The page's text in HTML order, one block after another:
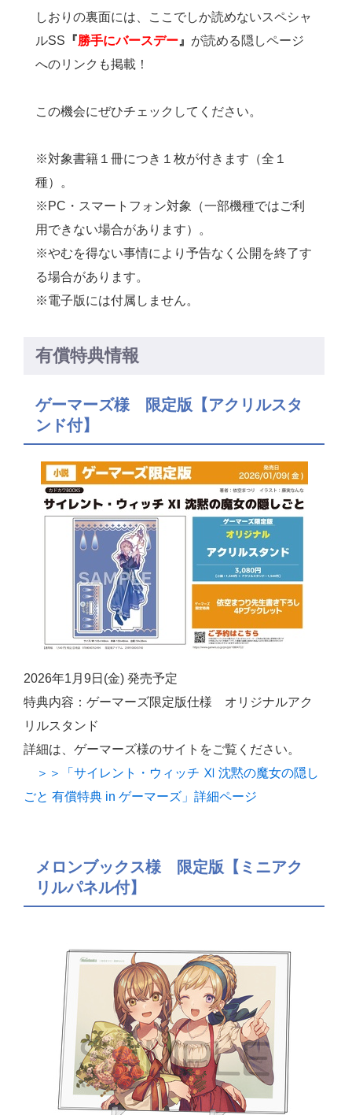
しおりの裏面には、ここでしか読めないスペシャ
ルSS 『勝手にバースデー 』 が読める隠しページ
へのリンクも掲載！
この機会にぜひチェックしてください。
※対象書籍１冊につき１枚が付きます（全１
種）。
※PC・スマートフォン対象（一部機種ではご利
用できない場合があります）。
※やむを得ない事情により予告なく公開を終了す
る場合があります。
※電子版には付属しません。
有償特典情報
ゲーマーズ様 限定版【アクリルスタ
ンド付】
2026年1月9日(金) 発売予定
特典内容：ゲーマーズ限定版仕様 オリジナルアク
リルスタンド
詳細は、ゲーマーズ様のサイトをご覧ください。
＞＞「サイレント・ウィッチ Ⅺ 沈黙の魔女の隠し
ごと 有償特典 in ゲーマーズ」詳細ページ
メロンブックス様 限定版【ミニアク
リルパネル付】